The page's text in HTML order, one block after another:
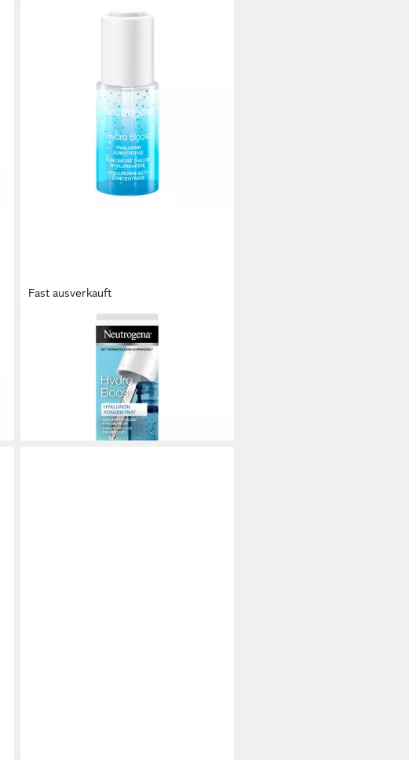
Fast ausverkauft
NEUTROGENA
Tagescreme Hydro Boost Hyaluron
Konzentrat 6er-Pack (6x 15ml)
lieferbar - in 3-4 Werktagen bei dir